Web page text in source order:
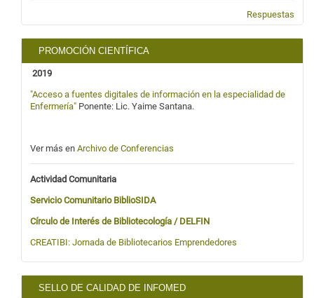
Respuestas
PROMOCIÓN CIENTÍFICA
2019
"Acceso a fuentes digitales de información en la especialidad de
Enfermería" Ponente: Lic. Yaime Santana.
Ver más en Archivo de Conferencias
Actividad Comunitaria
Servicio Comunitario BiblioSIDA
Círculo de Interés de Bibliotecología / DELFIN
CREATIBI: Jornada de Bibliotecarios Emprendedores
SELLO DE CALIDAD DE INFOMED